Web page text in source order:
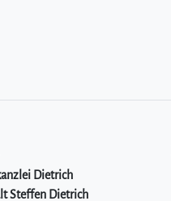
Dietrich
Steffen Dietrich